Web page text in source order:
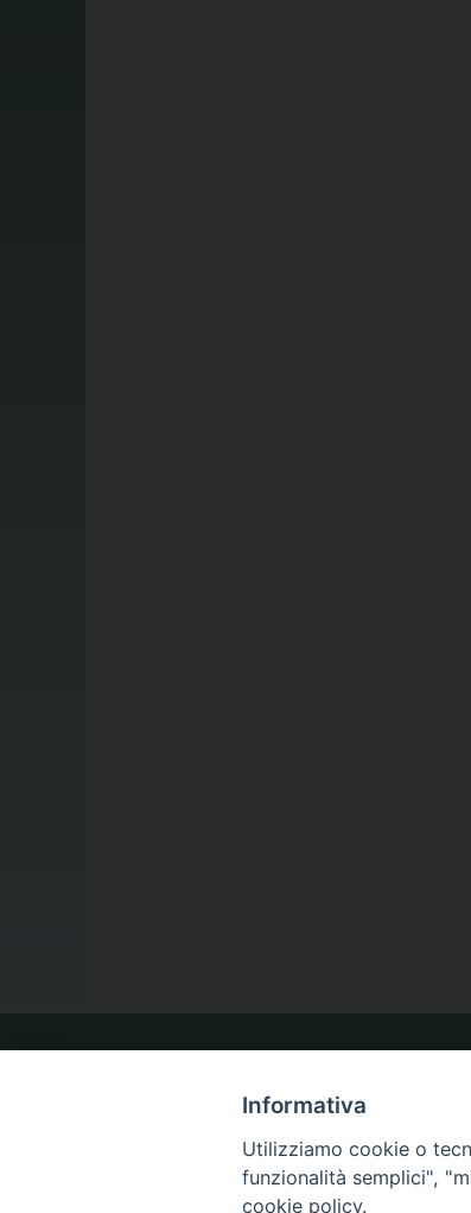
LA NOSTRA DIOCESI
IL VESCOVO
Informativa
Utilizziamo cookie o
funzionalità semplici",
cookie policy.